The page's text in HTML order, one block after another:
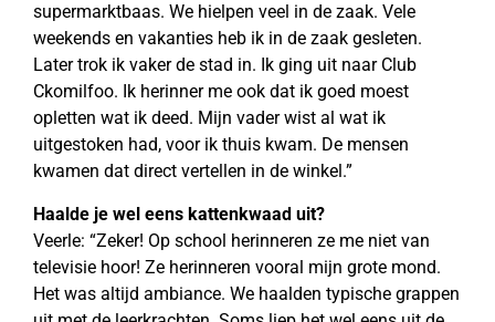
supermarktbaas. We hielpen veel in de zaak. Vele
weekends en vakanties heb ik in de zaak gesleten.
Later trok ik vaker de stad in. Ik ging uit naar Club
Ckomilfoo. Ik herinner me ook dat ik goed moest
opletten wat ik deed. Mijn vader wist al wat ik
uitgestoken had, voor ik thuis kwam. De mensen
kwamen dat direct vertellen in de winkel.”
Haalde je wel eens kattenkwaad uit?
Veerle: “Zeker! Op school herinneren ze me niet van
televisie hoor! Ze herinneren vooral mijn grote mond.
Het was altijd ambiance. We haalden typische grappen